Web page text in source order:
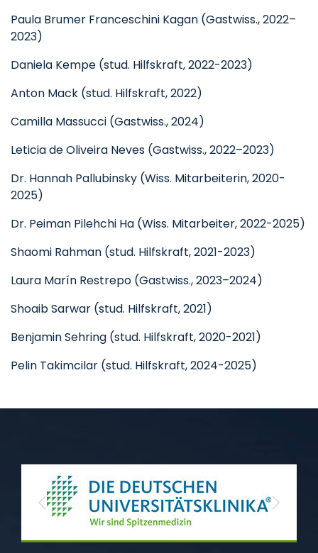
Paula Brumer Franceschini Kagan (Gastwiss., 2022–
2023)
Daniela Kempe (stud. Hilfskraft, 2022-2023)
Anton Mack (stud. Hilfskraft, 2022)
Camilla Massucci (Gastwiss., 2024)
Leticia de Oliveira Neves (Gastwiss., 2022–2023)
Dr. Hannah Pallubinsky (Wiss. Mitarbeiterin, 2020-
2025)
Dr. Peiman Pilehchi Ha (Wiss. Mitarbeiter, 2022-2025)
Shaomi Rahman (stud. Hilfskraft, 2021-2023)
Laura Marín Restrepo (Gastwiss., 2023–2024)
Shoaib Sarwar (stud. Hilfskraft, 2021)
Benjamin Sehring (stud. Hilfskraft, 2020-2021)
Pelin Takimcilar (stud. Hilfskraft, 2024-2025)
Previous Next